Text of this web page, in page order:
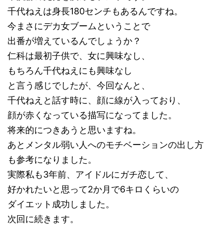
千代ねえは身長180センチもあるんですね。
今まさにデカ女ブームということで
出番が増えているんでしょうか？
仁科は最初子供で、女に興味なし、
もちろん千代ねえにも興味なし
と言う感じでしたが、今回なんと、
千代ねえと話す時に、顔に線が入っており、
顔が赤くなっている描写になってました。
将来的につきあうと思いますね。
あとメンタル弱い人へのモチベーションの出し方
も参考になりました。
実際私も3年前、アイドルにガチ恋して、
好かれたいと思って2か月で6キロくらいの
ダイエット成功しました。
次回に続きます。